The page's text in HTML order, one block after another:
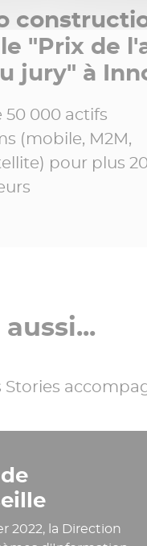
"Prix de
jury" à
50 000 actifs
(mobile, M2M,
pour plus 20
Stories
2022, la Direction